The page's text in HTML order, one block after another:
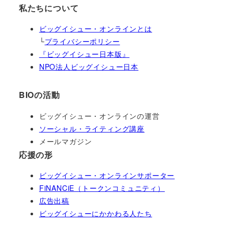
私たちについて
ビッグイシュー・オンラインとは
└プライバシーポリシー
『ビッグイシュー日本版』
NPO法人ビッグイシュー日本
BIOの活動
ビッグイシュー・オンラインの運営
ソーシャル・ライティング講座
メールマガジン
応援の形
ビッグイシュー・オンラインサポーター
FiNANCiE（トークンコミュニティ）
広告出稿
ビッグイシューにかかわる人たち